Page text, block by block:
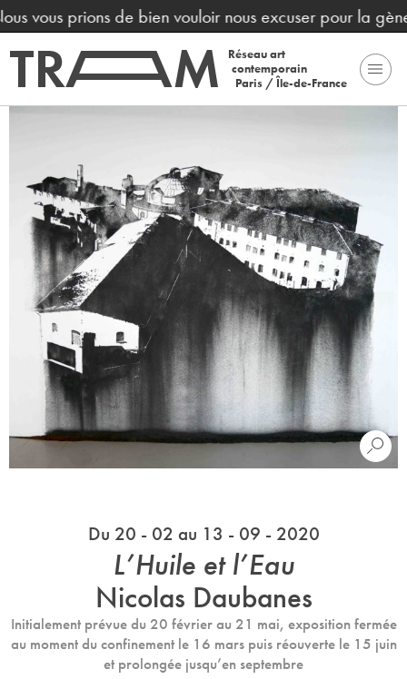
prions de bien vouloir nous excuser pour la gène
Réseau art
contemporain
Paris / Île-de-France
Du 20 - 02 au 13 - 09 - 2020
L’Huile et l’Eau
Nicolas Daubanes
Initialement prévue du 20 février au 21 mai, exposition fermée
au moment du confinement le 16 mars puis réouverte le 15 juin
et prolongée jusqu’en septembre